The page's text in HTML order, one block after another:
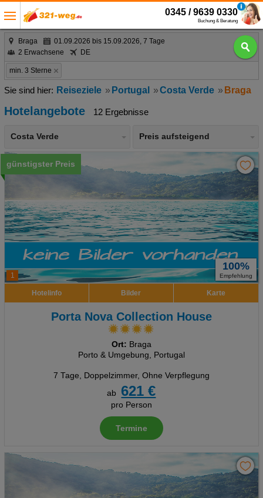
0345 / 9639 0330
Buchung & Beratung
Braga
01.09.2026 bis 15.09.2026, 7 Tage
2 Erwachsene
DE
min. 3 Sterne
Reiseziele Portugal Costa Verde Braga
Hotelangebote 12 Ergebnisse
Costa Verde Preis aufsteigend
1
günstigster Preis
100%
Empfehlung
Hotelinfo Bilder Karte
Porta Nova Collection House
Ort: Braga
Porto & Umgebung, Portugal
7 Tage, Doppelzimmer, Ohne Verpflegung
ab
621 €
pro Person
Termine